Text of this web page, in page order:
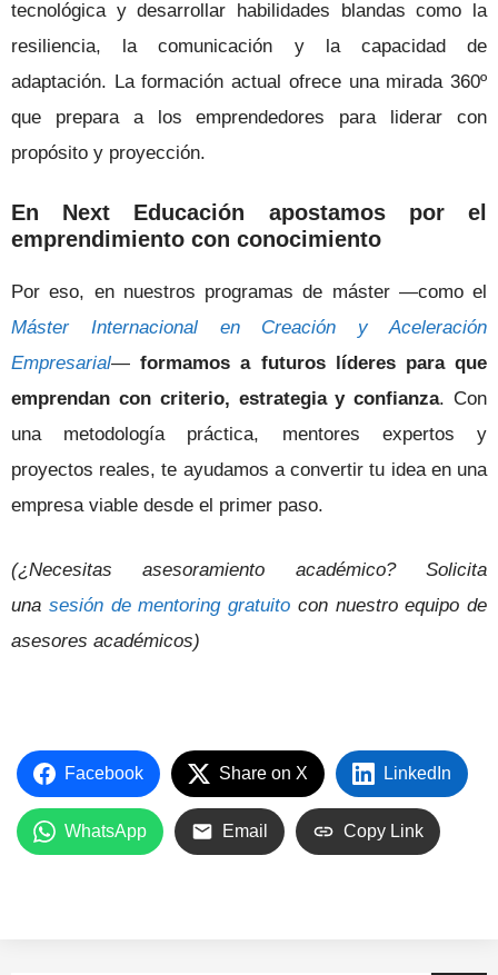
tecnológica y desarrollar habilidades blandas como la
resiliencia, la comunicación y la capacidad de
adaptación. La formación actual ofrece una mirada 360º
que prepara a los emprendedores para liderar con
propósito y proyección.
En Next Educación apostamos por el
emprendimiento con conocimiento
Por eso, en nuestros programas de máster —como el
Máster Internacional en Creación y Aceleración
Empresarial—formamos a futuros líderes para que
emprendan con criterio, estrategia y confianza. Con
una metodología práctica, mentores expertos y
proyectos reales, te ayudamos a convertir tu idea en una
empresa viable desde el primer paso.
(¿Necesitas asesoramiento académico? Solicita
una sesión de mentoring gratuito con nuestro equipo de
asesores académicos)
Facebook Share on X LinkedIn
WhatsApp Email Copy Link